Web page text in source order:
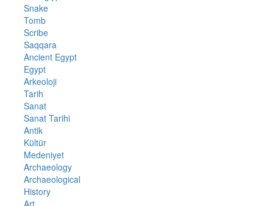
Snake
Tomb
Scribe
Saqqara
Ancient Egypt
Egypt
Arkeoloji
Tarih
Sanat
Sanat Tarihi
Antik
Kültür
Medeniyet
Archaeology
Archaeological
History
Art